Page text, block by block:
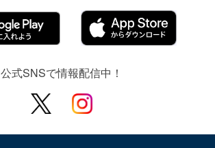
公式SNSで情報配信中！